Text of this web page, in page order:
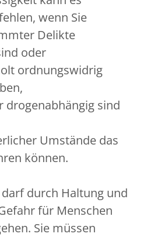
wenn Sie
Delikte
oder
ordnungswidrig
drogenabhängig sind
Umstände das
können.
durch Haltung und
für Menschen
Sie müssen